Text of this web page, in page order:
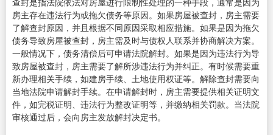
房主存在违法行为或拖欠债务等原因。如果房屋被查封，房主需要
了解查封原因，并且根据不同原因采取相应措施。如果是因为拖欠
债务导致房屋被查封，房主需及时与债权人联系并协商解决方案。
一般情况下，债务清偿后可申请法院解封。如果是因为违法行为导
致房屋被查封，房主需要了解所涉违法行为并纠正。有时候需要重
新办理相关手续，如建房手续、土地使用权证等。解除查封需要向
当地法院申请解封手续。在申请解封时，房主需要提供相关证明文
件，如完税证明、违法行为整改证明等，并缴纳相关罚款。当法院
审核通过后，会向房主发放解封决定书。